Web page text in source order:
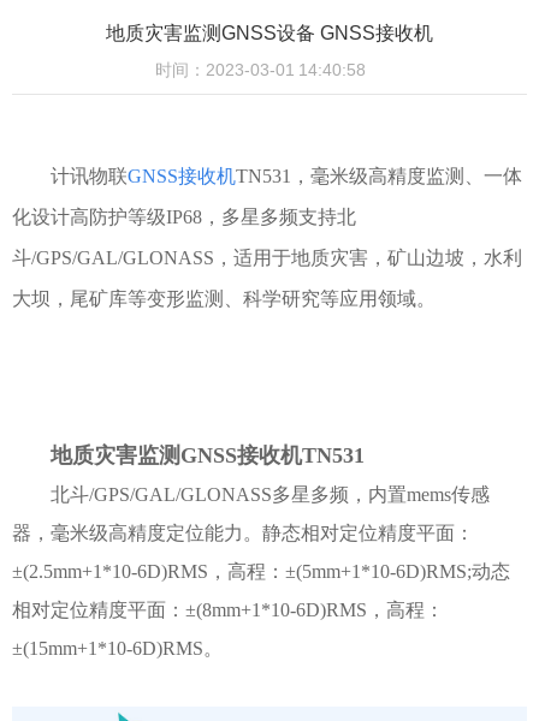
地质灾害监测GNSS设备 GNSS接收机
时间：2023-03-01 14:40:58
计讯物联GNSS接收机TN531，毫米级高精度监测、一体
化设计高防护等级IP68，多星多频支持北
斗/GPS/GAL/GLONASS，适用于地质灾害，矿山边坡，水利
大坝，尾矿库等变形监测、科学研究等应用领域。
地质灾害监测GNSS接收机TN531
北斗/GPS/GAL/GLONASS多星多频，内置mems传感
器，毫米级高精度定位能力。静态相对定位精度平面：
±(2.5mm+1*10-6D)RMS，高程：±(5mm+1*10-6D)RMS;动态
相对定位精度平面：±(8mm+1*10-6D)RMS，高程：
±(15mm+1*10-6D)RMS。